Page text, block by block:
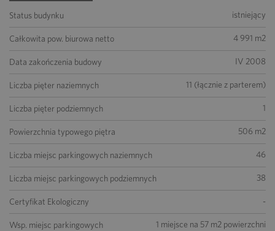
Status budynku istniejący
Całkowita pow. biurowa netto 4 991 m2
Data zakończenia budowy IV 2008
Liczba pięter naziemnych 11 (łącznie z parterem)
Liczba pięter podziemnych 1
Powierzchnia typowego piętra 506 m2
Liczba miejsc parkingowych naziemnych 46
Liczba miejsc parkingowych podziemnych 38
Certyfikat Ekologiczny -
Wsp. miejsc parkingowych 1 miejsce na 57 m2 powierzchni